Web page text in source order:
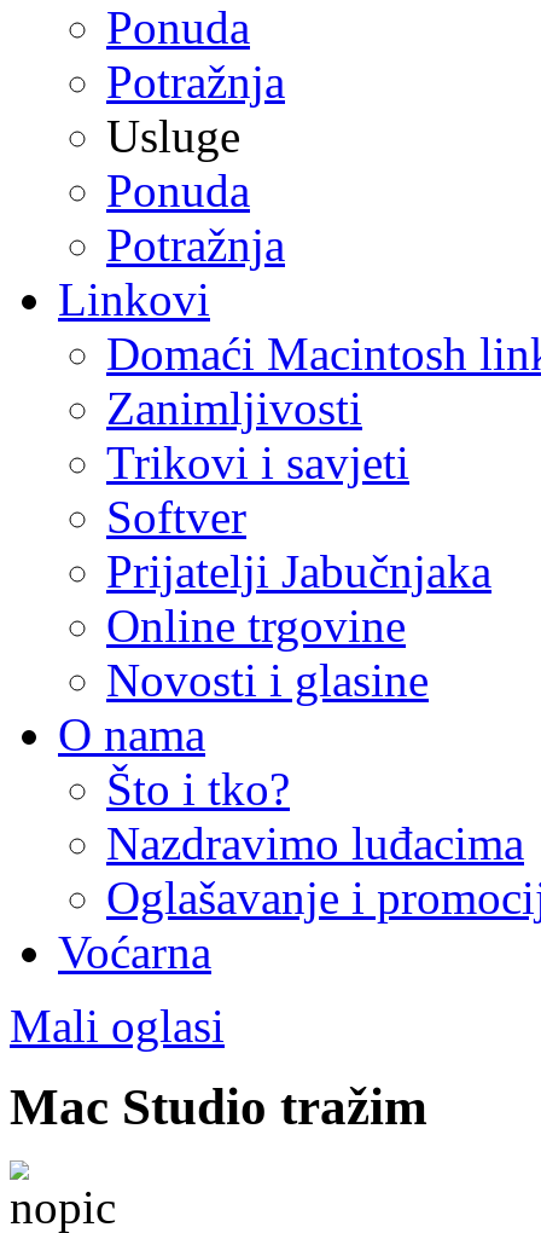
Ponuda
Potražnja
Usluge
Ponuda
Potražnja
Linkovi
Domaći Macintosh
Zanimljivosti
Trikovi i savjeti
Softver
Prijatelji Jabučnjaka
Online trgovine
Novosti i glasine
O nama
Što i tko?
Nazdravimo luđacima
Oglašavanje i
Voćarna
Mali oglasi
Mac Studio tražim